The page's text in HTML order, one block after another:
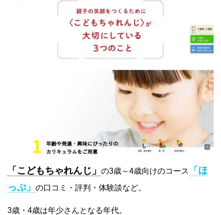
「こどもちゃれんじ」 の3歳～4歳向けのコース
「ほ
っぷ」 の口コミ・評判・体験談など。
3歳・4歳は年少さんとなる年代。